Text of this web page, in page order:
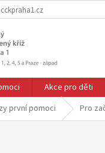
Akce pro děti
první pomoci Pro